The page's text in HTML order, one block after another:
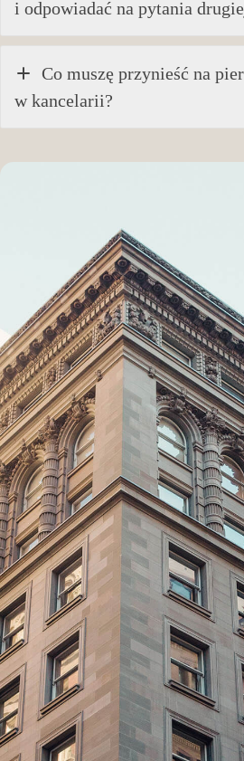
i odpowiadać na pytania
Co muszę przynieść na
w kancelarii?